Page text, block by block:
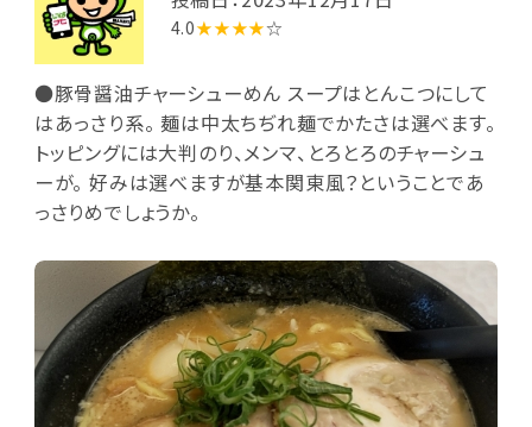
4.0★★★★☆
●豚骨醤油チャーシューめん スープはとんこつにして
はあっさり系。 麺は中太ちぢれ麺でかたさは選べます。
トッピングには大判のり、メンマ、とろとろのチャーシュ
ーが。 好みは選べますが基本関東風？ということであ
っさりめでしょうか。